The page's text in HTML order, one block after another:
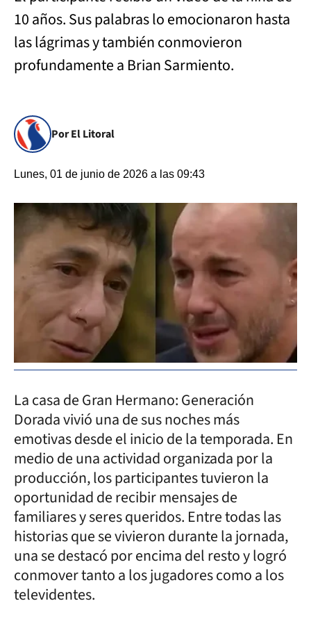
10 años. Sus palabras lo emocionaron hasta
las lágrimas y también conmovieron
profundamente a Brian Sarmiento.
Por El Litoral
Lunes, 01 de junio de 2026 a las 09:43
La casa de Gran Hermano: Generación
Dorada vivió una de sus noches más
emotivas desde el inicio de la temporada. En
medio de una actividad organizada por la
producción, los participantes tuvieron la
oportunidad de recibir mensajes de
familiares y seres queridos. Entre todas las
historias que se vivieron durante la jornada,
una se destacó por encima del resto y logró
conmover tanto a los jugadores como a los
televidentes.